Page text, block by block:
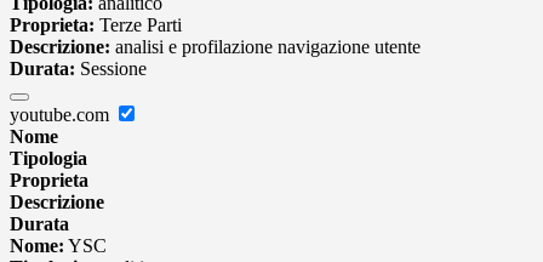
Proprieta: Terze Parti
Descrizione: analisi e profilazione navigazione utente
Durata: Sessione
youtube.com
Nome
Tipologia
Proprieta
Descrizione
Durata
Nome: YSC